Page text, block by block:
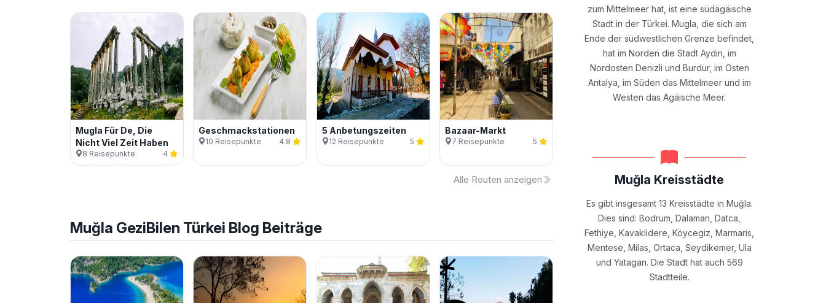
Mugla Für De, Die
Nicht Viel Zeit Haben
8 Reisepunkte 4
Geschmackstationen
10 Reisepunkte 4.8
5 Anbetungszeiten
12 Reisepunkte 5
Bazaar-Markt
7 Reisepunkte 5
Alle Routen anzeigen
Muğla GeziBilen Türkei Blog Beiträge
zum Mittelmeer hat, ist eine südägäische
Stadt in der Türkei. Mugla, die sich am
Ende der südwestlichen Grenze befindet,
hat im Norden die Stadt Aydin, im
Nordosten Denizli und Burdur, im Osten
Antalya, im Süden das Mittelmeer und im
Westen das Ägäische Meer.
Muğla Kreisstädte
Es gibt insgesamt 13 Kreisstädte in Muğla.
Dies sind: Bodrum, Dalaman, Datca,
Fethiye, Kavaklidere, Köycegiz, Marmaris,
Mentese, Milas, Ortaca, Seydikemer, Ula
und Yatagan. Die Stadt hat auch 569
Stadtteile.